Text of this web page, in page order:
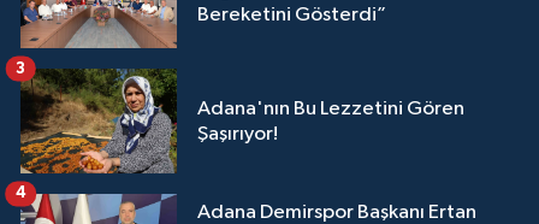
Bereketini Gösterdi”
Adana'nın Bu Lezzetini Gören
Şaşırıyor!
3
Adana Demirspor Başkanı Ertan
4